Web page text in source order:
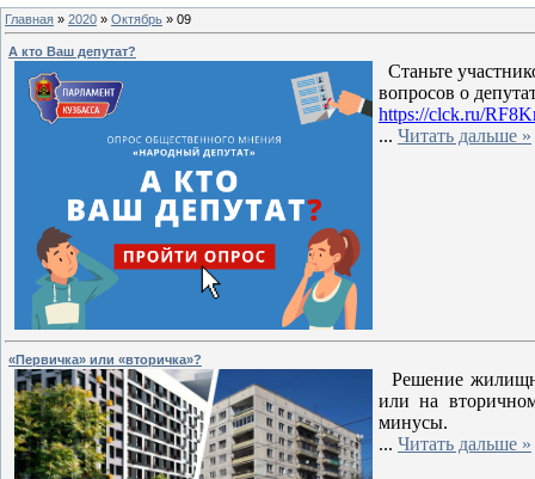
Главная » 2020 » Октябрь » 09
А кто Ваш депутат?
Станьте
вопросов о
https://clck.ru/
... Читать дальше »
«Первичка» или «вторичка»?
Решение
или на
минусы.
... Читать дальше »